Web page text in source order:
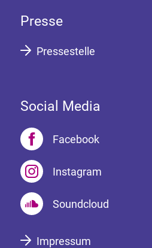
Presse
Pressestelle
Social Media
Facebook
Instagram
Soundcloud
Impressum